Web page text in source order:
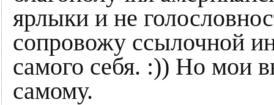
ярлыки и не
сопровожу ссылочной
самого себя. :)) Но мои
самому.